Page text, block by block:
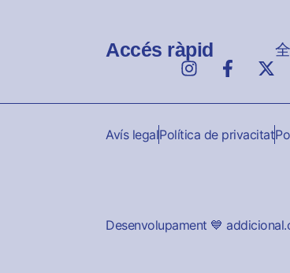
Accés ràpid
Avís legalPolítica de privacitat
Desenvolupament 💙